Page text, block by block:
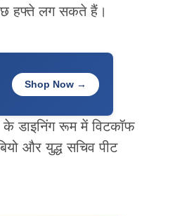
हफ्ते लग सकते हैं।
Shop Now →
डाइनिंग रूम में विटकॉफ
और युद्ध सचिव पीट